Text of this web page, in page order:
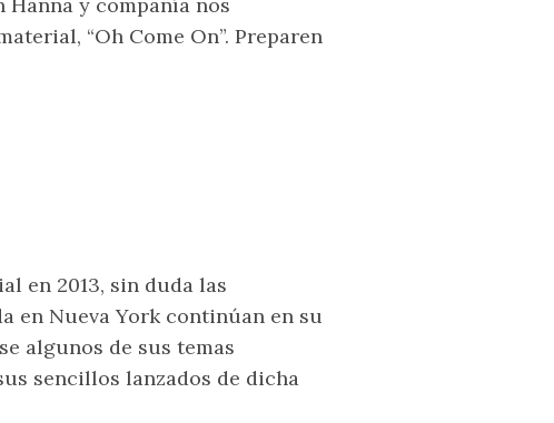
“Oh Come On”. Preparen
en 2013, sin duda las
en Nueva York continúan en su
algunos de sus temas
sencillos lanzados de dicha